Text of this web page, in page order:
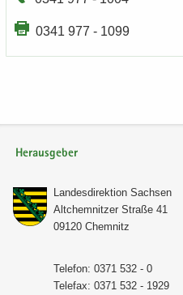
0341 977 - 1099
Herausgeber
Lan­des­di­rek­ti­on Sach­sen
Alt­chem­nit­zer Stra­ße 41
09120 Chem­nitz
Te­le­fon: 0371 532 - 0
Te­le­fax: 0371 532 - 1929